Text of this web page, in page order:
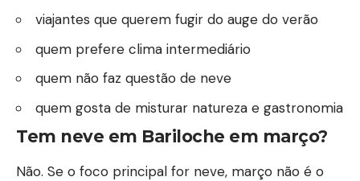
viajantes que querem fugir do auge do verão
quem prefere clima intermediário
quem não faz questão de neve
quem gosta de misturar natureza e gastronomia
Tem neve em Bariloche em março?
Não. Se o foco principal for neve, março não é o